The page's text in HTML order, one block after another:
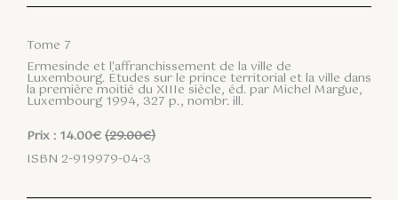
Tome 7
Ermesinde et l'affranchissement de la ville de
Luxembourg. Études sur le prince territorial et la ville dans
la première moitié du XIIIe siècle, éd. par Michel Margue,
Luxembourg 1994, 327 p., nombr. ill.
Prix : 14.00€(29.00€)
ISBN 2-919979-04-3